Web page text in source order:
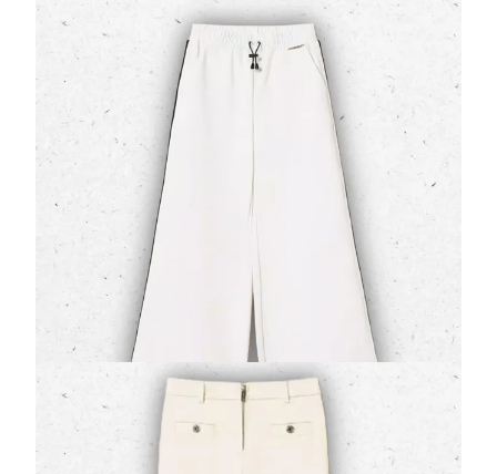
Pantaloni Ampi Bambina Twinset in Felpa Off
White con Righe Sportive
(0 Valutazioni)
Twinset
Pantaloni e Jeans Ragazza
L'attitudine sporty-chic incontra le tendenze più amate
del momento nei
pantaloni in felpa firmati Twinset .
Caratterizzati da una
89,00 € 62,30 €
Pantaloni Cinque Tasche Bambina Twinset in
Cotone Bull Stretch Off White
(0 Valutazioni)
Twinset
Pantaloni e Jeans Ragazza